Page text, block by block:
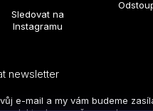
Sledovat na
Instagramu
newsletter
e-mail a my vám budeme